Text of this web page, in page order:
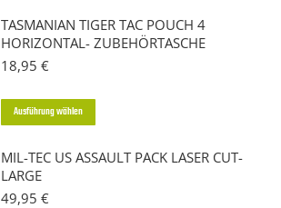
TASMANIAN TIGER TAC POUCH 4
HORIZONTAL- ZUBEHÖRTASCHE
18,95 €
Ausführung wählen
weist
MIL-TEC US ASSAULT PACK LASER CUT-
LARGE
49,95 €